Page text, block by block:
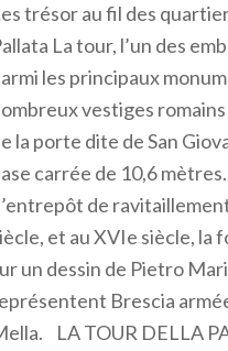
trésor au fil des
La tour, l’un des
les principaux
vestiges
la porte dite de San
carrée de 10,6
de
et au XVIe siècle, la
un dessin de Pietro
Brescia
LA TOUR DELLA